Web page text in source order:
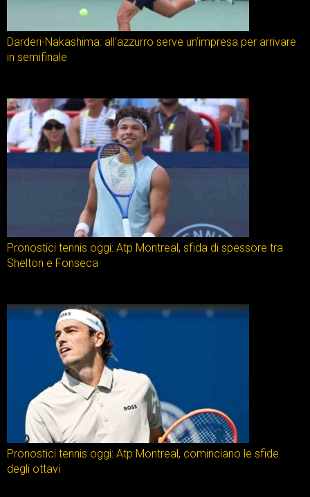
Darderi-Nakashima: all’azzurro serve un’impresa per arrivare
in semifinale
Pronostici tennis oggi: Atp Montreal, sfida di spessore tra
Shelton e Fonseca
Pronostici tennis oggi: Atp Montreal, cominciano le sfide
degli ottavi